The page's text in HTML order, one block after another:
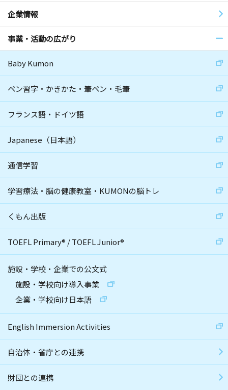
企業情報
事業・活動の広がり
Baby Kumon
ペン習字・かきかた・筆ペン・毛筆
フランス語・ドイツ語
Japanese（日本語）
通信学習
学習療法・脳の健康教室・KUMONの脳トレ
くもん出版
TOEFL Primary® /TOEFL Junior®
施設・学校・企業での公文式
施設・学校向け導入事業
企業・学校向け日本語
English Immersion Activities
自治体・省庁との連携
財団との連携